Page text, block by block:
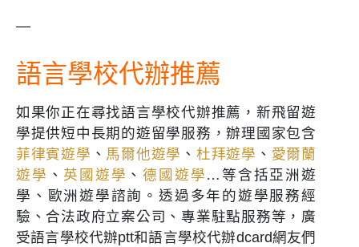
—
語言學校代辦推薦
如果你正在尋找語言學校代辦推薦，新飛留遊
學提供短中長期的遊留學服務，辦理國家包含
菲律賓遊學 、 馬爾他遊學 、 杜拜遊學 、 愛爾蘭
遊學 、英國遊學 、德國遊學 …等含括亞洲遊
學、歐洲遊學諮詢。透過多年的遊學服務經
驗、合法政府立案公司、專業駐點服務等，廣
受語言學校代辦ptt和語言學校代辦dcard網友們